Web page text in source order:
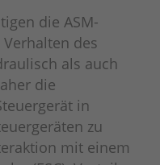
die ASM-
des
als auch
die
in
zu
mit einem